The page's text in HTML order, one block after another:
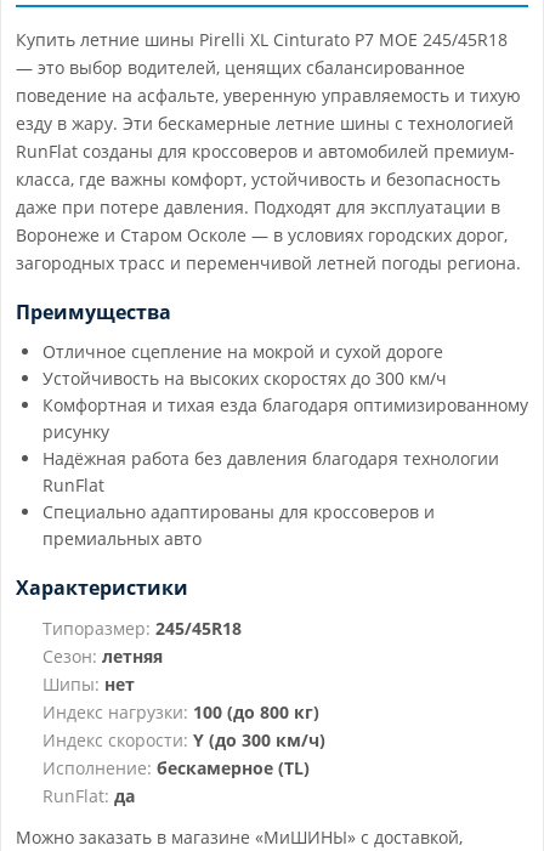
Купить летние шины Pirelli XL Cinturato P7 MOE 245/45R18
— это выбор водителей, ценящих сбалансированное
поведение на асфальте, уверенную управляемость и тихую
езду в жару. Эти бескамерные летние шины с технологией
RunFlat созданы для кроссоверов и автомобилей премиум-
класса, где важны комфорт, устойчивость и безопасность
даже при потере давления. Подходят для эксплуатации в
Воронеже и Старом Осколе — в условиях городских дорог,
загородных трасс и переменчивой летней погоды региона.
Преимущества
Отличное сцепление на мокрой и сухой дороге
Устойчивость на высоких скоростях до 300 км/ч
Комфортная и тихая езда благодаря оптимизированному
рисунку
Надёжная работа без давления благодаря технологии
RunFlat
Специально адаптированы для кроссоверов и
премиальных авто
Характеристики
Типоразмер: 245/45R18
Сезон: летняя
Шипы: нет
Индекс нагрузки: 100 (до 800 кг)
Индекс скорости: Y (до 300 км/ч)
Исполнение: бескамерное (TL)
RunFlat: да
Можно заказать в магазине «МиШИНЫ» с доставкой,